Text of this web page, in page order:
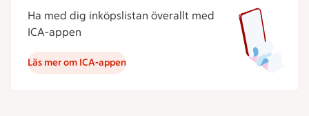
Ha med dig inköpslistan överallt med
ICA-appen
Läs mer om ICA-appen